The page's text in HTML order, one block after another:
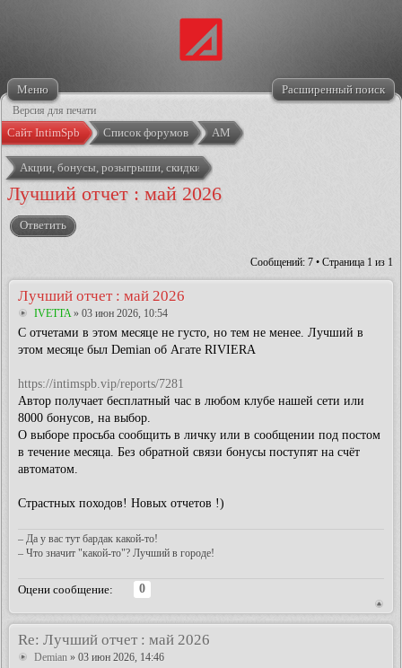
Меню Расширенный поиск
Версия для печати
Сайт IntimSpb Список форумов АМ
Акции, бонусы, розыгрыши, скидки
Лучший отчет : май 2026
Ответить
Сообщений: 7 • Страница 1 из 1
Лучший отчет : май 2026
IVETTA» 03 июн 2026, 10:54
С отчетами в этом месяце не густо, но тем не менее. Лучший в
этом месяце был Demian об Агате RIVIERA
https://intimspb.vip/reports/7281
Автор получает бесплатный час в любом клубе нашей сети или
8000 бонусов, на выбор.
О выборе просьба сообщить в личку или в сообщении под постом
в течение месяца. Без обратной связи бонусы поступят на счёт
автоматом.
Страстных походов! Новых отчетов !)
– Да у вас тут бардак какой-то!
– Что значит "какой-то"? Лучший в городе!
Оцени сообщение:
0
Re: Лучший отчет : май 2026
Demian » 03 июн 2026, 14:46